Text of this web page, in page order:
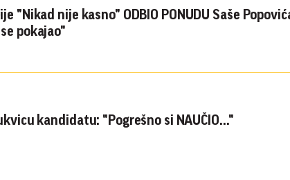
"Nikad nije kasno" ODBIO PONUDU Saše
pokajao"
kandidatu: "Pogrešno si NAUČIO..."